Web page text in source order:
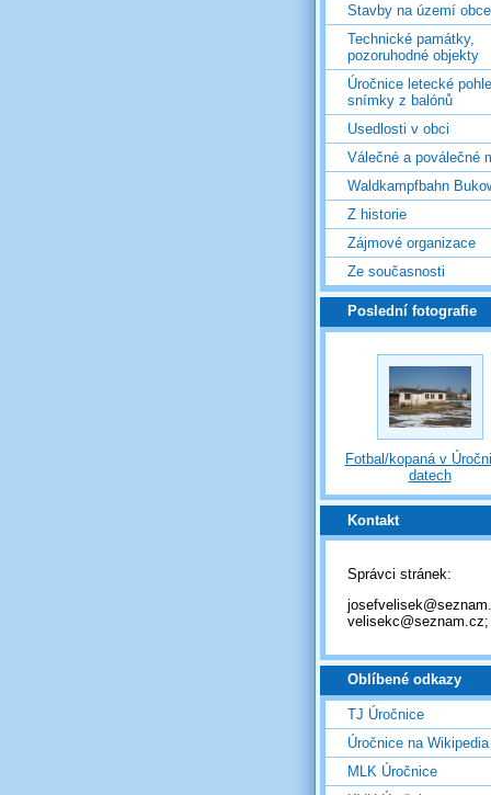
Stavby na území obce
Technické památky,
pozoruhodné objekty
Úročnice letecké
snímky z balónů
Usedlosti v obci
Válečné a poválečné
Waldkampfbahn
Z historie
Zájmové organizace
Ze současnosti
Poslední fotografie
Fotbal/kopaná v
datech
Kontakt
Správci stránek:
velisekc@seznam.cz;
Oblíbené odkazy
TJ Úročnice
Úročnice na Wikipedia
MLK Úročnice